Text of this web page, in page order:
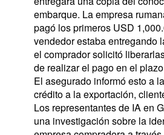
embarque. La empresa
pagó los primeros USD
vendedor estaba entregando
el comprador solicitó
de realizar el pago en el
El asegurado informó esto a
crédito a la exportación,
Los representantes de IA en
una investigación sobre la